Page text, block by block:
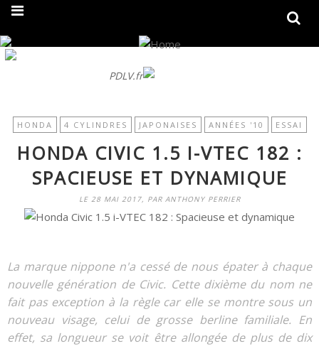
PDLV.fr
HONDA 4 CYLINDRES JAPONAISES ANNÉES '10 ESSAI
HONDA CIVIC 1.5 I-VTEC 182 :
SPACIEUSE ET DYNAMIQUE
LE 28 MAI 2017, PAR ANTHONY PERRIER
La marque nippone n'a cessé de nous épater à chaque
nouvelle génération de Civic. Cette dixième du nom ne
fait pas exception à la règle car elle se montre sous un
nouveau visage, celui de grosse berline familiale. En
effet, sa longueur se voit être allongée de plus de dix